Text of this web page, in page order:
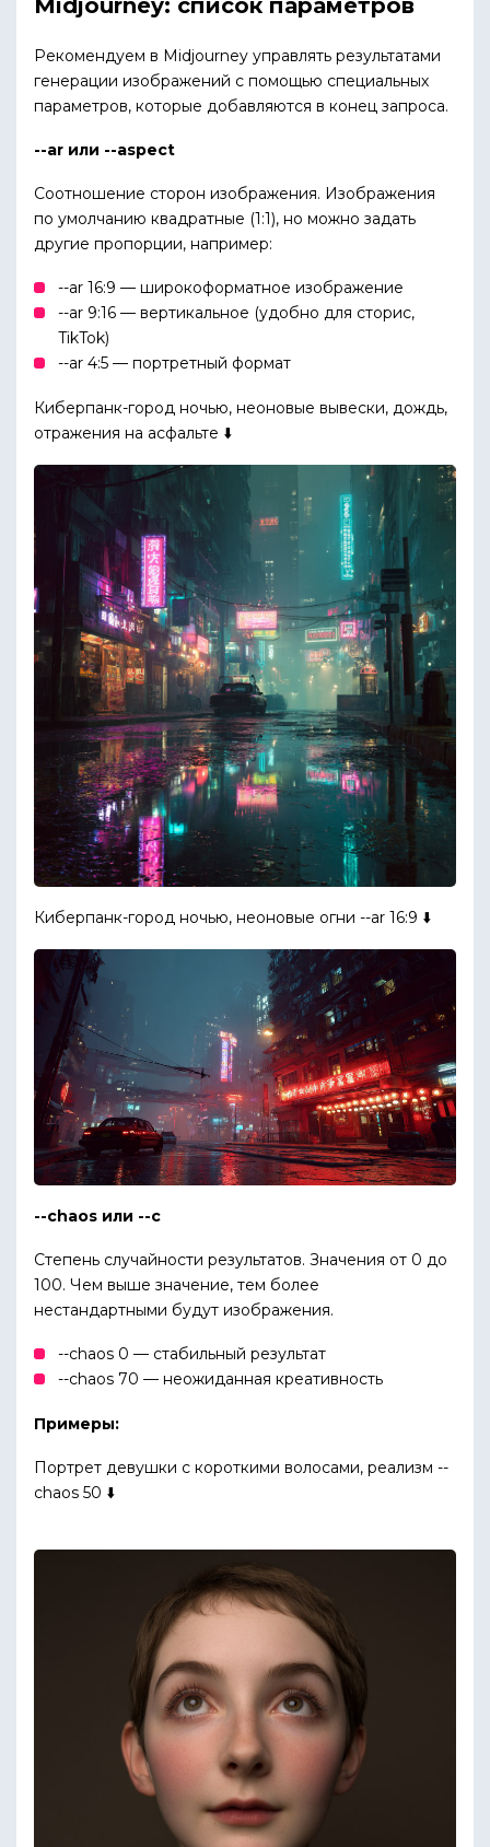
Midjourney: список параметров
Рекомендуем в Midjourney управлять результатами
генерации изображений с помощью специальных
параметров, которые добавляются в конец запроса.
--ar или --aspect
Соотношение сторон изображения. Изображения
по умолчанию квадратные (1:1), но можно задать
другие пропорции, например:
--ar 16:9 — широкоформатное изображение
--ar 9:16 — вертикальное (удобно для сторис,
TikTok)
--ar 4:5 — портретный формат
Киберпанк-город ночью, неоновые вывески, дождь,
отражения на асфальте ⬇️
Киберпанк-город ночью, неоновые огни --ar 16:9 ⬇️
--chaos или --c
Степень случайности результатов. Значения от 0 до
100. Чем выше значение, тем более
нестандартными будут изображения.
--chaos 0 — стабильный результат
--chaos 70 — неожиданная креативность
Примеры:
Портрет девушки с короткими волосами, реализм --
chaos 50 ⬇️